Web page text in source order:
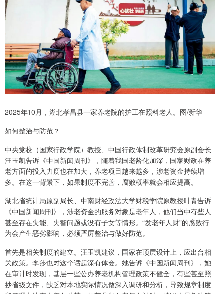
2025年10月，湖北孝昌县一家养老院的护工在照料老人。图/新华
如何整治与防范？
中央党校（国家行政学院）教授、中国行政体制改革研究会原副会长
汪玉凯告诉《中国新闻周刊》，随着我国老龄化加深，国家财政在养
老方面的投入力度也在加大，养老项目越来越多，涉老资金持续增
多。在这一背景下，如果制度不完善，腐败概率就会相应提高。
湖北省统计局原副局长、中南财经政法大学财税学院原教授叶青告诉
《中国新闻周刊》，涉老资金的服务对象是老年人，他们当中有些人
甚至存在失能、失智问题或没有子女等情形。“发老年人财”的腐败行
为会产生恶劣影响，必须严厉整治与做好防范。
首先是相关制度的建立。汪玉凯建议，国家在顶层设计上，应出台相
关政策。李莎也对这个话题深有体会。她告诉《中国新闻周刊》，她
在审计时发现，基层一些公办养老机构管理政策不健全，有些甚至照
抄省级文件，缺乏对本地实际情况做深入调研和分析，导致规章制度